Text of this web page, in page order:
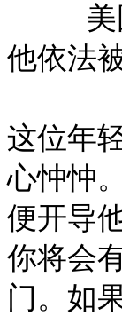
美国
他依法
这位年
心忡忡
便开导
你将会
门。如